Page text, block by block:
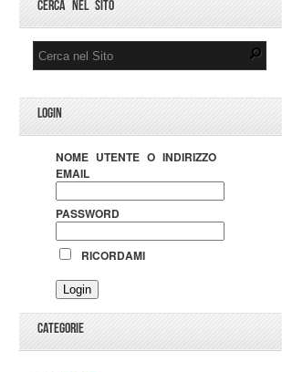
CERCA NEL SITO
LOGIN
NOME UTENTE O INDIRIZZO
EMAIL
PASSWORD
RICORDAMI
CATEGORIE